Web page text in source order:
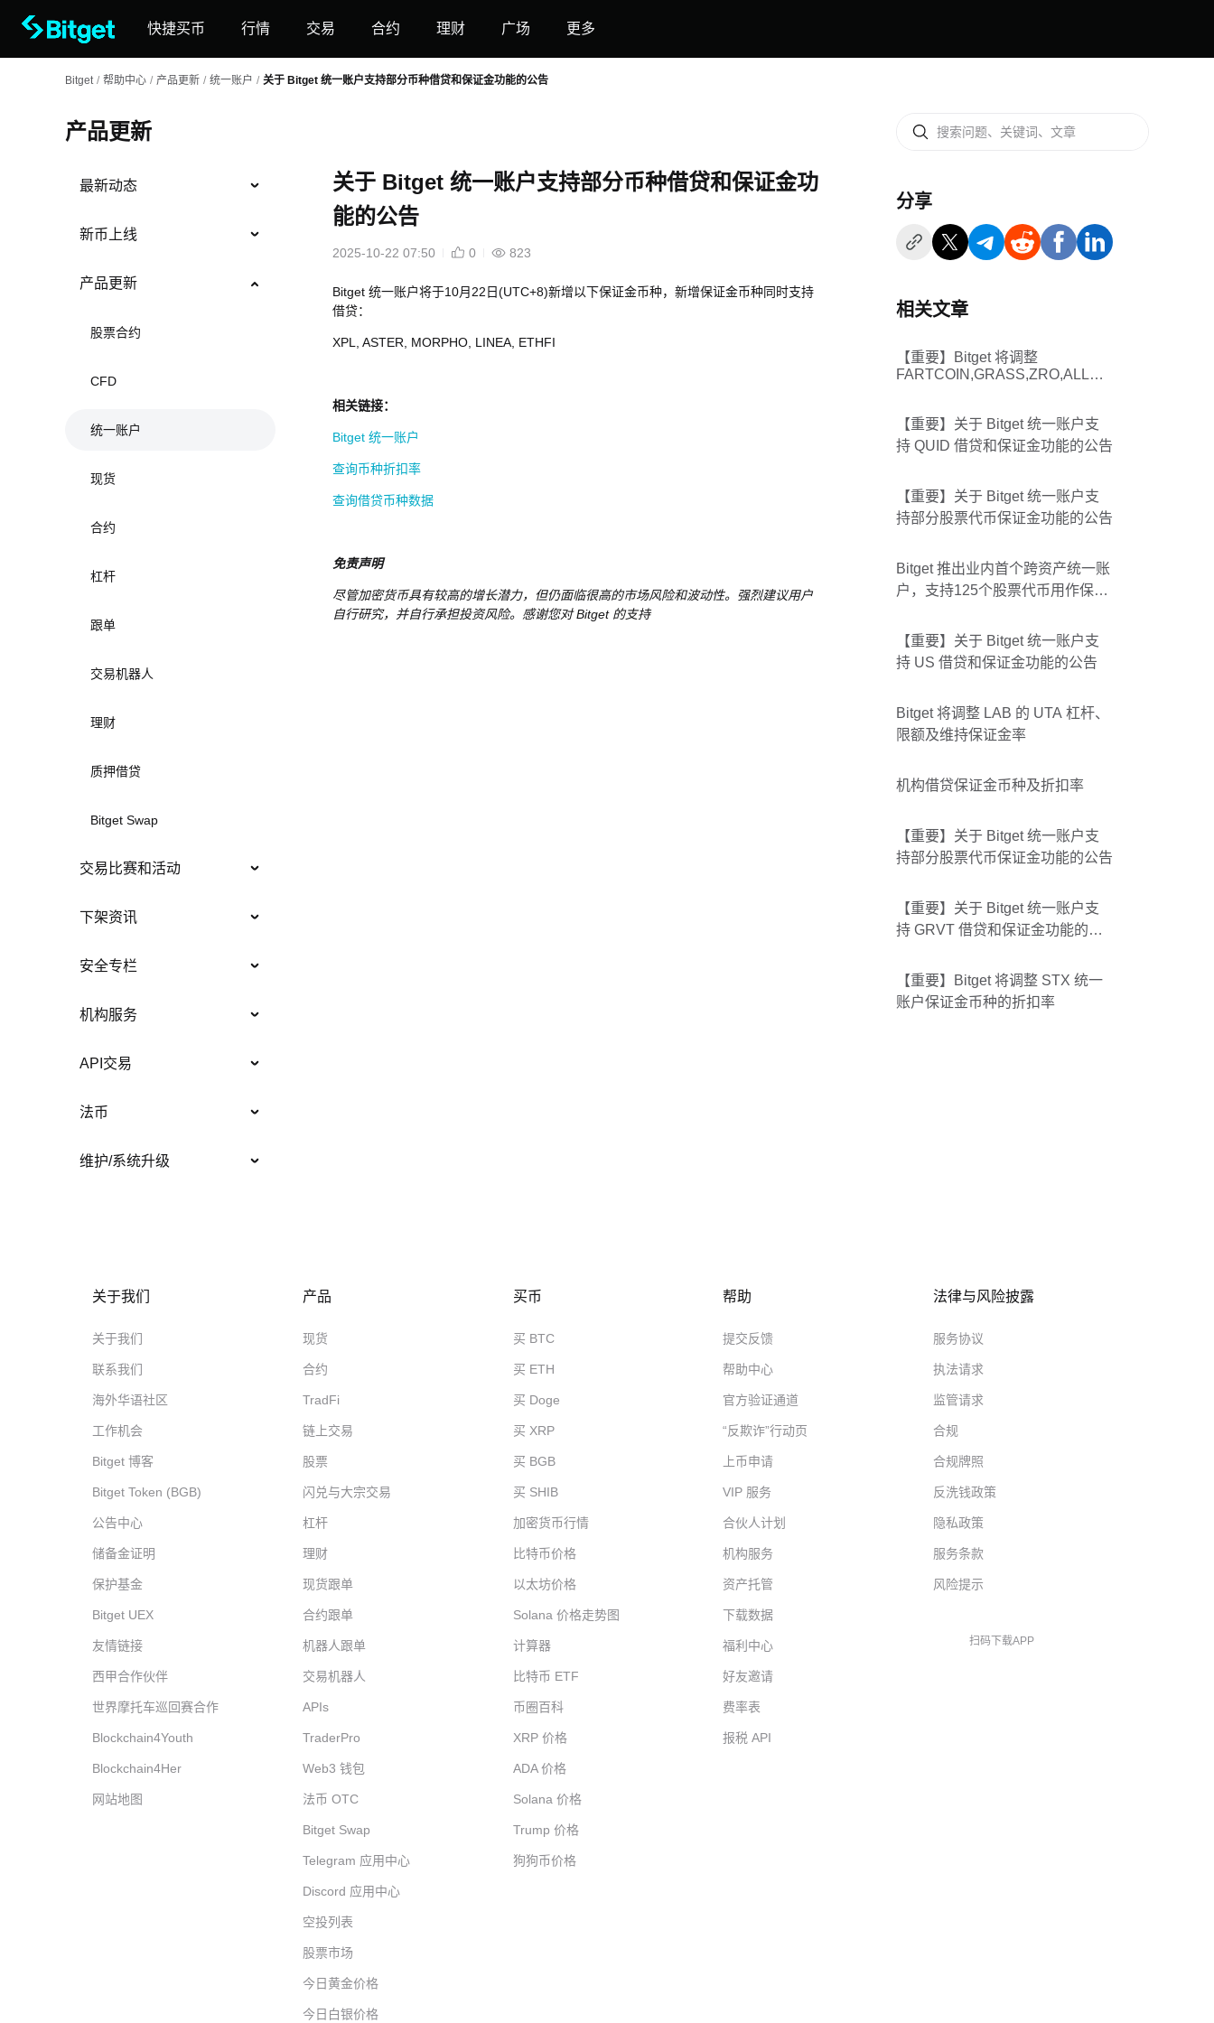
快捷买币 行情 交易 合约 理财 广场 更多
Bitget / 帮助中心 / 产品更新 / 统一账户 / 关于 Bitget 统一账户支持部分币种借贷和保证金功能的公告
产品更新
最新动态
新币上线
产品更新
股票合约
CFD
统一账户
现货
合约
杠杆
跟单
交易机器人
理财
质押借贷
Bitget Swap
交易比赛和活动
下架资讯
安全专栏
机构服务
API交易
法币
维护/系统升级
关于 Bitget 统一账户支持部分币种借贷和保证金功
能的公告
2025-10-22 07:50 0 823
Bitget 统一账户将于10月22日(UTC+8)新增以下保证金币种，新增保证金币种同时支持
借贷：
XPL, ASTER, MORPHO, LINEA, ETHFI
相关链接：
Bitget 统一账户
查询币种折扣率
查询借贷币种数据
免责声明
尽管加密货币具有较高的增长潜力，但仍面临很高的市场风险和波动性。强烈建议用户
自行研究，并自行承担投资风险。感谢您对 Bitget 的支持
分享
相关文章
【重要】Bitget 将调整
FARTCOIN,GRASS,ZRO,ALLO
【重要】关于 Bitget 统一账户支
持 QUID 借贷和保证金功能的公告
【重要】关于 Bitget 统一账户支
持部分股票代币保证金功能的公告
Bitget 推出业内首个跨资产统一账
户，支持125个股票代币用作保证
【重要】关于 Bitget 统一账户支
持 US 借贷和保证金功能的公告
Bitget 将调整 LAB 的 UTA 杠杆、
限额及维持保证金率
机构借贷保证金币种及折扣率
【重要】关于 Bitget 统一账户支
持部分股票代币保证金功能的公告
【重要】关于 Bitget 统一账户支
持 GRVT 借贷和保证金功能的公
【重要】Bitget 将调整 STX 统一
账户保证金币种的折扣率
关于我们
关于我们
联系我们
海外华语社区
工作机会
Bitget 博客
Bitget Token (BGB)
公告中心
储备金证明
保护基金
Bitget UEX
友情链接
西甲合作伙伴
世界摩托车巡回赛合作
Blockchain4Youth
Blockchain4Her
网站地图
产品
现货
合约
TradFi
链上交易
股票
闪兑与大宗交易
杠杆
理财
现货跟单
合约跟单
机器人跟单
交易机器人
APIs
TraderPro
Web3 钱包
法币 OTC
Bitget Swap
Telegram 应用中心
Discord 应用中心
空投列表
股票市场
今日黄金价格
今日白银价格
买币
买 BTC
买 ETH
买 Doge
买 XRP
买 BGB
买 SHIB
加密货币行情
比特币价格
以太坊价格
Solana 价格走势图
计算器
比特币 ETF
币圈百科
XRP 价格
ADA 价格
Solana 价格
Trump 价格
狗狗币价格
帮助
提交反馈
帮助中心
官方验证通道
“反欺诈”行动页
上币申请
VIP 服务
合伙人计划
机构服务
资产托管
下载数据
福利中心
好友邀请
费率表
报税 API
法律与风险披露
服务协议
执法请求
监管请求
合规
合规牌照
反洗钱政策
隐私政策
服务条款
风险提示
扫码下载APP